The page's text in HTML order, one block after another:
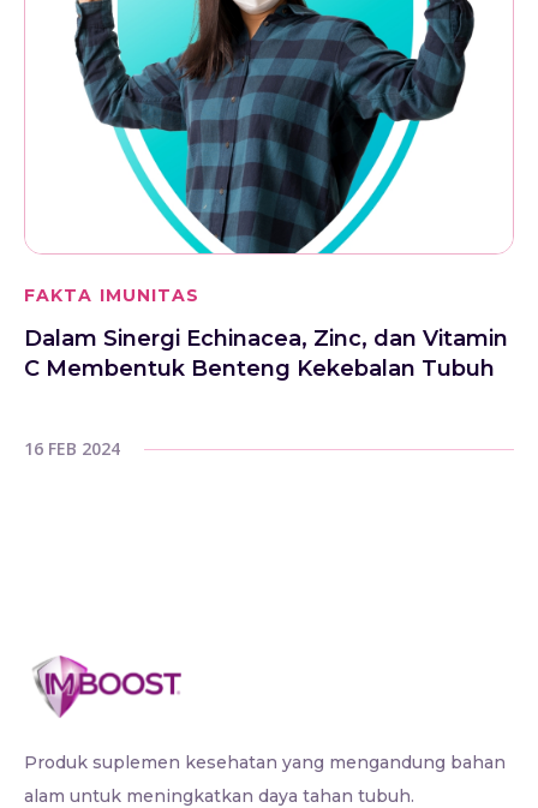
FAKTA IMUNITAS
Dalam Sinergi Echinacea, Zinc, dan Vitamin
C Membentuk Benteng Kekebalan Tubuh
16 FEB 2024
Produk suplemen kesehatan yang mengandung bahan
alam untuk meningkatkan daya tahan tubuh.